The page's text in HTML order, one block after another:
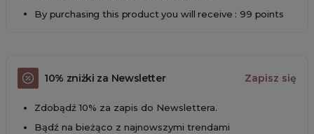
By purchasing this product you will receive : 99 points
10% zniżki za Newsletter Zapisz się
Zdobądź 10% za zapis do Newslettera.
Bądź na bieżąco z najnowszymi trendami